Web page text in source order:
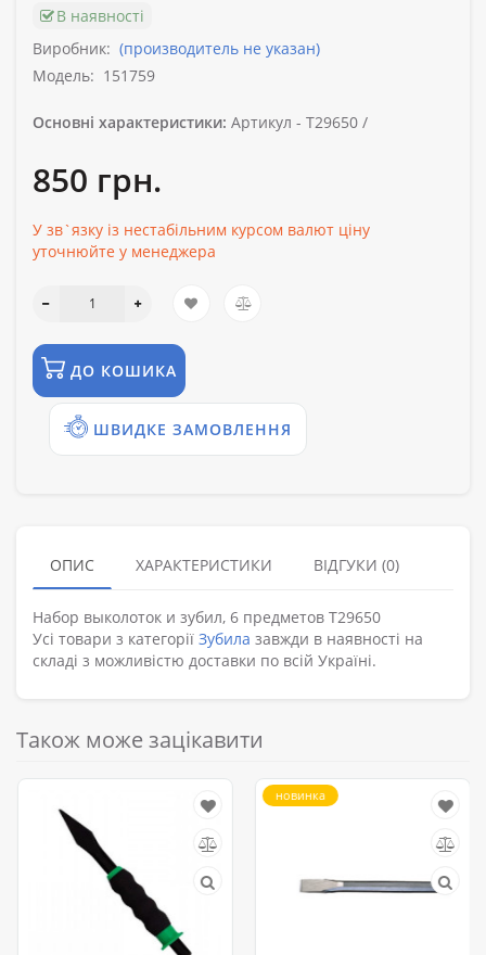
В наявності
Виробник: (производитель не указан)
Модель: 151759
Основні характеристики: Артикул - T29650 /
850 грн.
У зв`язку із нестабільним курсом валют ціну
уточнюйте у менеджера
ДО КОШИКА
ШВИДКЕ ЗАМОВЛЕННЯ
ОПИС ХАРАКТЕРИСТИКИ ВІДГУКИ (0)
Набор выколоток и зубил, 6 предметов T29650
Усі товари з категорії Зубила завжди в наявності на
складі з можливістю доставки по всій Україні.
Також може зацікавити
новинка